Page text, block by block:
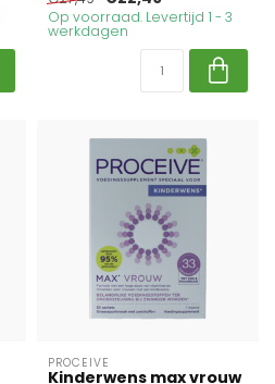
Op voorraad. Levertijd 1 - 3
werkdagen
PROCEIVE
Kinderwens max vrouw